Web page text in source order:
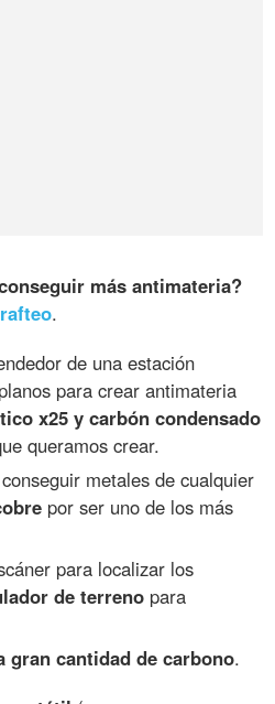
más antimateria?
.
de una estación
para crear antimateria
x25 y carbón condensado
queramos crear.
metales de cualquier
por ser uno de los más
para localizar los
de terreno para
gran cantidad de carbono.